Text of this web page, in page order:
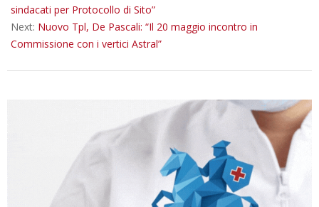
sindacati per Protocollo di Sito”
Next: Nuovo Tpl, De Pascali: “Il 20 maggio incontro in
Commissione con i vertici Astral”